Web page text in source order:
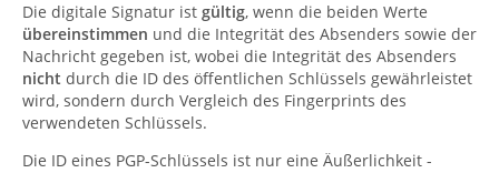
Die digitale Signatur ist gültig, wenn die beiden Werte
übereinstimmen und die Integrität des Absenders sowie der
Nachricht gegeben ist, wobei die Integrität des Absenders
nicht durch die ID des öffentlichen Schlüssels gewährleistet
wird, sondern durch Vergleich des Fingerprints des
verwendeten Schlüssels.
Die ID eines PGP-Schlüssels ist nur eine Äußerlichkeit -